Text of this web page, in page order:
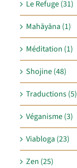
Le Refuge (31)
Mahāyāna (1)
Méditation (1)
Shojine (48)
Traductions (5)
Véganisme (3)
Viabloga (23)
Zen (25)